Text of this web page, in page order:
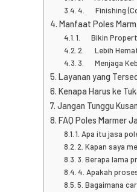
4. Finishing
Manfaat Poles
1. Bikin Properti
2. Lebih Hemat
3. Menjaga
Layanan yang
Kenapa Harus ke
Jangan Tunggu
FAQ Poles Marmer
1. Apa itu jasa
2. Kapan saya
3. Berapa lama
4. Apakah
5. Bagaimana